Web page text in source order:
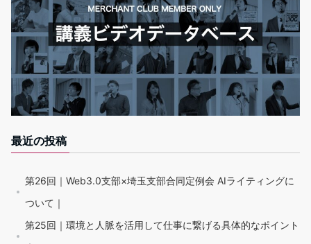
最近の投稿
第26回｜Web3.0支部×埼玉支部合同定例会 AIライティングに
ついて｜
第25回｜環境と人脈を活用して仕事に繋げる具体的なポイント